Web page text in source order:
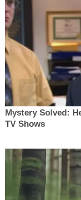
Mystery Solved:
TV Shows